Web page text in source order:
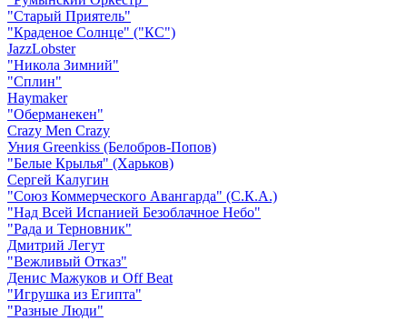
"Старый Приятель"
"Краденое Солнце" ("КС")
JazzLobster
"Никола Зимний"
"Сплин"
Haymaker
"Оберманекен"
Crazy Men Crazy
Уния Greenkiss (Белобров-Попов)
"Белые Крылья" (Харьков)
Сергей Калугин
"Союз Коммерческого Авангарда" (С.К.А.)
"Над Всей Испанией Безоблачное Небо"
"Рада и Терновник"
Дмитрий Легут
"Вежливый Отказ"
Денис Мажуков и Off Beat
"Игрушка из Египта"
"Разные Люди"